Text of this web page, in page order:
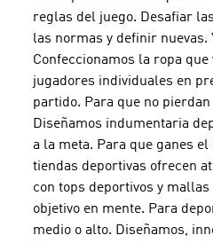
reglas del juego. Desafiar
las normas y definir nuevas.
Confeccionamos la ropa que
jugadores individuales en
partido. Para que no
Diseñamos indumentaria
a la meta. Para que ganes
tiendas deportivas ofrecen
con tops deportivos y mallas
objetivo en mente. Para
medio o alto. Diseñamos,